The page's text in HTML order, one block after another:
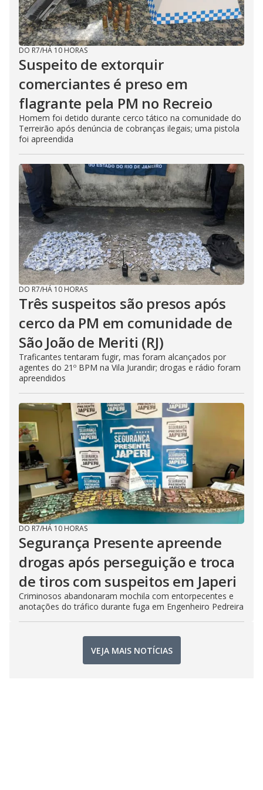
DO R7/HÁ 10 HORAS
Suspeito de extorquir
comerciantes é preso em
flagrante pela PM no Recreio
Homem foi detido durante cerco tático na comunidade do
Terreirão após denúncia de cobranças ilegais; uma pistola
foi apreendida
DO R7/HÁ 10 HORAS
Três suspeitos são presos após
cerco da PM em comunidade de
São João de Meriti (RJ)
Traficantes tentaram fugir, mas foram alcançados por
agentes do 21º BPM na Vila Jurandir; drogas e rádio foram
apreendidos
DO R7/HÁ 10 HORAS
Segurança Presente apreende
drogas após perseguição e troca
de tiros com suspeitos em Japeri
Criminosos abandonaram mochila com entorpecentes e
anotações do tráfico durante fuga em Engenheiro Pedreira
VEJA MAIS NOTÍCIAS